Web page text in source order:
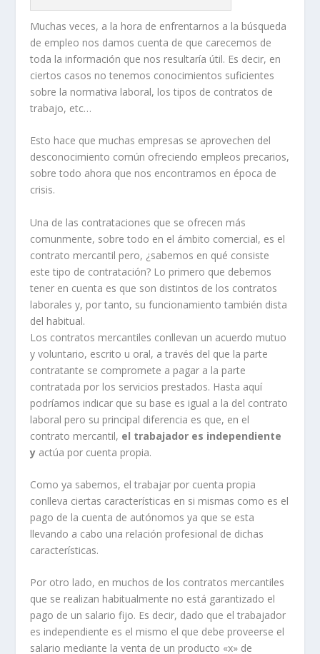
Muchas veces, a la hora de enfrentarnos a la búsqueda
de empleo nos damos cuenta de que carecemos de
toda la información que nos resultaría útil. Es decir, en
ciertos casos no tenemos conocimientos suficientes
sobre la normativa laboral, los tipos de contratos de
trabajo, etc…
Esto hace que muchas empresas se aprovechen del
desconocimiento común ofreciendo empleos precarios,
sobre todo ahora que nos encontramos en época de
crisis.
Una de las contrataciones que se ofrecen más
comunmente, sobre todo en el ámbito comercial, es el
contrato mercantil pero, ¿sabemos en qué consiste
este tipo de contratación? Lo primero que debemos
tener en cuenta es que son distintos de los contratos
laborales y, por tanto, su funcionamiento también dista
del habitual.
Los contratos mercantiles conllevan un acuerdo mutuo
y voluntario, escrito u oral, a través del que la parte
contratante se compromete a pagar a la parte
contratada por los servicios prestados. Hasta aquí
podríamos indicar que su base es igual a la del contrato
laboral pero su principal diferencia es que, en el
contrato mercantil, el trabajador es independiente
y actúa por cuenta propia.
Como ya sabemos, el trabajar por cuenta propia
conlleva ciertas características en si mismas como es el
pago de la cuenta de autónomos ya que se esta
llevando a cabo una relación profesional de dichas
características.
Por otro lado, en muchos de los contratos mercantiles
que se realizan habitualmente no está garantizado el
pago de un salario fijo. Es decir, dado que el trabajador
es independiente es el mismo el que debe proveerse el
salario mediante la venta de un producto «x» de